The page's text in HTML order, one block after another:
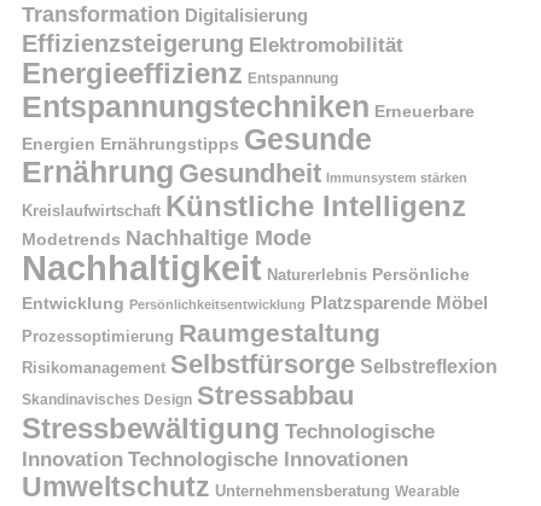
Transformation Digitalisierung
Effizienzsteigerung Elektromobilität
Energieeffizienz Entspannung
Entspannungstechniken Erneuerbare
Energien Ernährungstipps Gesunde
Ernährung Gesundheit Immunsystem stärken
Kreislaufwirtschaft Künstliche Intelligenz
Modetrends Nachhaltige Mode
Nachhaltigkeit Naturerlebnis Persönliche
Entwicklung Persönlichkeitsentwicklung Platzsparende Möbel
Prozessoptimierung Raumgestaltung
Risikomanagement Selbstfürsorge Selbstreflexion
Skandinavisches Design Stressabbau
Stressbewältigung Technologische
Innovation Technologische Innovationen
Umweltschutz Unternehmensberatung Wearable